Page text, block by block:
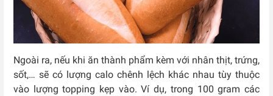
Ngoài ra, nếu khi ăn thành phẩm kèm với nhân thịt, trứng,
sốt,… sẽ có lượng calo chênh lệch khác nhau tùy thuộc
vào lượng topping kẹp vào. Ví dụ, trong 100 gram các